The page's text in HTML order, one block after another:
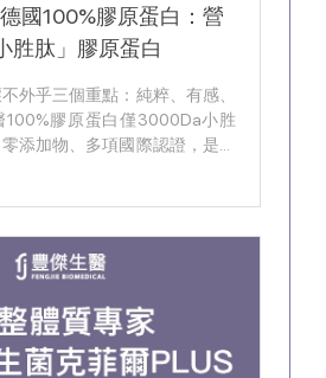
國100%膠原蛋白：營
胜肽」膠原蛋白
外乎三個重點：純粹、有感、
100%膠原蛋白僅3000Da小胜
添加物、多項國際認證，是養
！